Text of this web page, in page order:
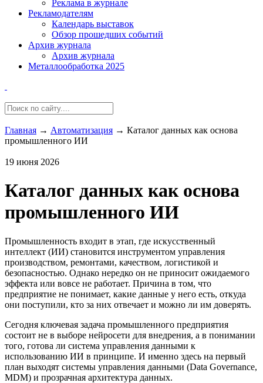
Реклама в журнале
Рекламодателям
Календарь выставок
Обзор прошедших событий
Архив журнала
Архив журнала
Металлообработка 2025
Главная → Автоматизация → Каталог данных как основа
промышленного ИИ
19 июня 2026
Каталог данных как основа
промышленного ИИ
Промышленность входит в этап, где искусственный
интеллект (ИИ) становится инструментом управления
производством, ремонтами, качеством, логистикой и
безопасностью. Однако нередко он не приносит ожидаемого
эффекта или вовсе не работает. Причина в том, что
предприятие не понимает, какие данные у него есть, откуда
они поступили, кто за них отвечает и можно ли им доверять.
Сегодня ключевая задача промышленного предприятия
состоит не в выборе нейросети для внедрения, а в понимании
того, готова ли система управления данными к
использованию ИИ в принципе. И именно здесь на первый
план выходят системы управления данными (Data Governance,
MDM) и прозрачная архитектура данных.